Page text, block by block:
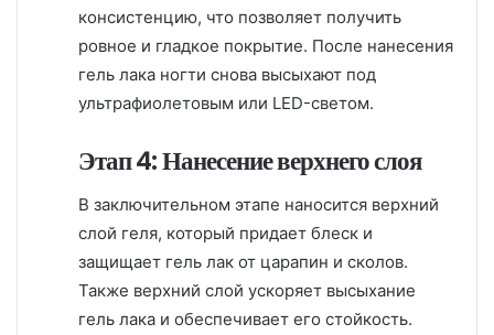
консистенцию, что позволяет получить
ровное и гладкое покрытие. После нанесения
гель лака ногти снова высыхают под
ультрафиолетовым или LED-светом.
Этап 4: Нанесение верхнего слоя
В заключительном этапе наносится верхний
слой геля, который придает блеск и
защищает гель лак от царапин и сколов.
Также верхний слой ускоряет высыхание
гель лака и обеспечивает его стойкость.